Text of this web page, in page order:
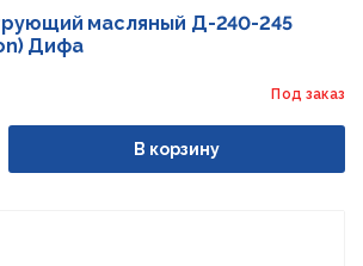
масляный Д-240-245
Дифа
Под заказ
В корзину